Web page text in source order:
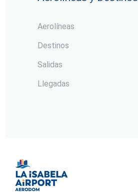
Aerolíneas
Destinos
Salidas
Llegadas